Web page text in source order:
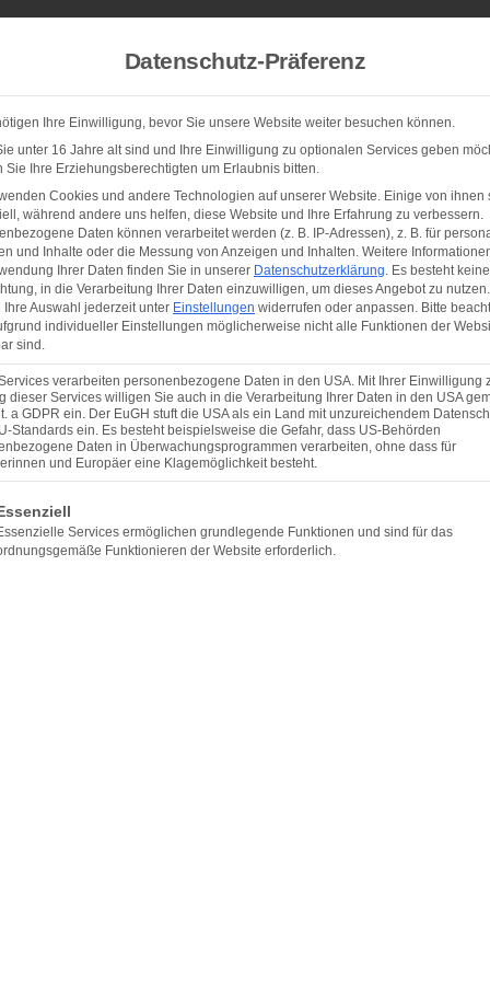
KONTAKT
SieKontakt
auf
Sie persönlich kennenzulernen und Ihr
zu besprechen.
Datenschutz-Präferenz
Ihre Einwilligung, bevor Sie unsere Website weiter besuchen können.
unter 16 Jahre alt sind und Ihre Einwilligung zu optionalen Services geben
Sie Ihre Erziehungsberechtigten um Erlaubnis bitten.
Cookies und andere Technologien auf unserer Website. Einige von ihnen
während andere uns helfen, diese Website und Ihre Erfahrung zu verbessern.
Daten können verarbeitet werden (z. B. IP-Adressen), z. B. für
und Inhalte oder die Messung von Anzeigen und Inhalten. Weitere
Ihrer Daten finden Sie in unserer Datenschutzerklärung. Es besteht keine
in die Verarbeitung Ihrer Daten einzuwilligen, um dieses Angebot zu nutzen.
Ihre Auswahl jederzeit unter Einstellungen widerrufen oder anpassen. Bitte
individueller Einstellungen möglicherweise nicht alle Funktionen der
sind.
verarbeiten personenbezogene Daten in den USA. Mit Ihrer Einwilligung
dieser Services willigen Sie auch in die Verarbeitung Ihrer Daten in den USA
a GDPR ein. Der EuGH stuft die USA als ein Land mit unzureichendem
Standards ein. Es besteht beispielsweise die Gefahr, dass US-Behörden
Daten in Überwachungsprogrammen verarbeiten, ohne dass für
und Europäer eine Klagemöglichkeit besteht.
eine Liste der Service-Gruppen, für die eine Einwilligung
Services ermöglichen grundlegende Funktionen und sind für das
Funktionieren der Website erforderlich.